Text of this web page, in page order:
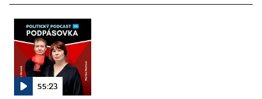
55:23